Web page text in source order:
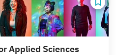
Applied Sciences